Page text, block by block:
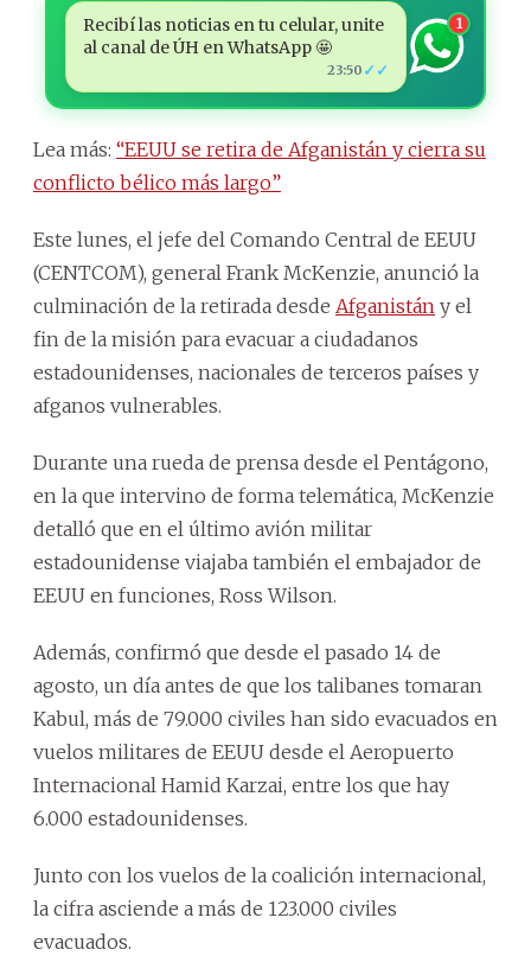
Recibí las noticias en tu celular, unite
al canal de ÚH en WhatsApp 🤩
23:50 ✓✓
1
Lea más: “EEUU se retira de Afganistán y cierra su
conflicto bélico más largo”
Este lunes, el jefe del Comando Central de EEUU
(CENTCOM), general Frank McKenzie, anunció la
culminación de la retirada desde Afganistán y el
fin de la misión para evacuar a ciudadanos
estadounidenses, nacionales de terceros países y
afganos vulnerables.
Durante una rueda de prensa desde el Pentágono,
en la que intervino de forma telemática, McKenzie
detalló que en el último avión militar
estadounidense viajaba también el embajador de
EEUU en funciones, Ross Wilson.
Además, confirmó que desde el pasado 14 de
agosto, un día antes de que los talibanes tomaran
Kabul, más de 79.000 civiles han sido evacuados en
vuelos militares de EEUU desde el Aeropuerto
Internacional Hamid Karzai, entre los que hay
6.000 estadounidenses.
Junto con los vuelos de la coalición internacional,
la cifra asciende a más de 123.000 civiles
evacuados.